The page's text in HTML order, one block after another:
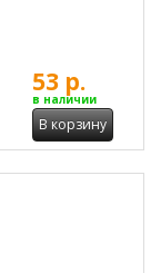
53 р.
в наличии
В корзину